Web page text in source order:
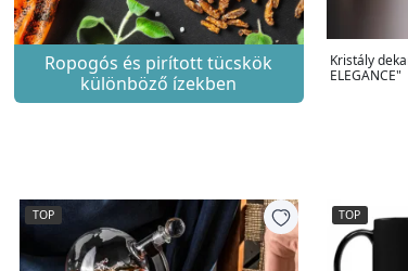
Ropogós és pirított tücskök
különböző ízekben
Kristály
ELEGANCE"
TOP TOP